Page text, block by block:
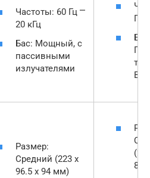
Частоты: 60 Гц ⎻
20 кГц
Бас: Мощный, с
пассивными
излучателями
Гц
Размер:
Средний (223 x
96.5 x 94 мм)
81